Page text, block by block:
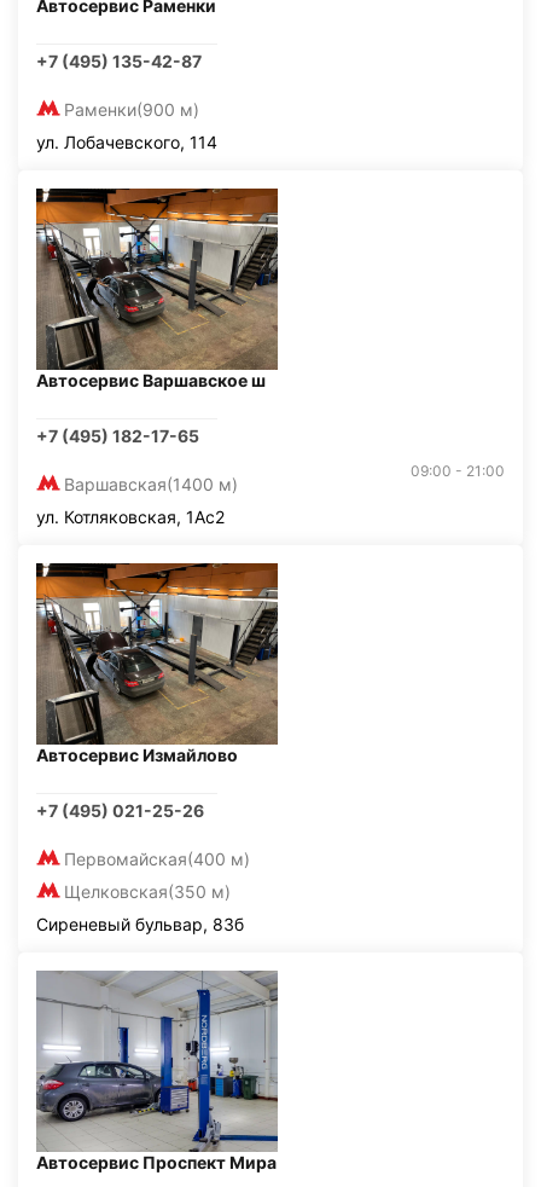
Автосервис Раменки
+7 (495) 135-42-87
Раменки(900 м)
ул. Лобачевского, 114
Автосервис Варшавское ш
+7 (495) 182-17-65
Варшавская(1400 м)
09:00 - 21:00
ул. Котляковская, 1Ас2
Автосервис Измайлово
+7 (495) 021-25-26
Первомайская(400 м)
Щелковская(350 м)
Сиреневый бульвар, 83б
Автосервис Проспект Мира